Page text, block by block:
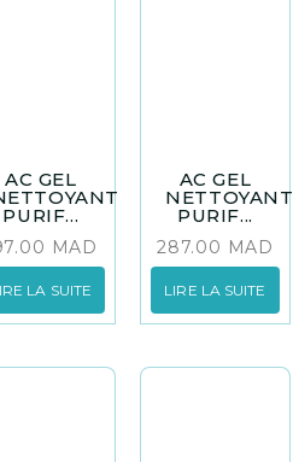
AC GEL
PURIF...
MAD
LA SUITE
AC GEL
NETTOYANT
PURIF...
287.00 MAD
LIRE LA SUITE